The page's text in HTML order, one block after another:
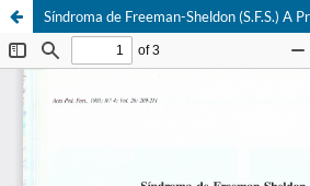
Síndroma de Freeman-Sheldon (S.F.S.) A